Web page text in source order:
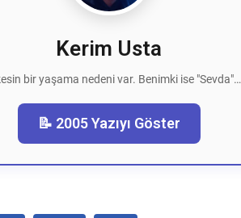
Kerim Usta
bir yaşama nedeni var. Benimki ise "Sevda"…
📝 2005 Yazıyı Göster